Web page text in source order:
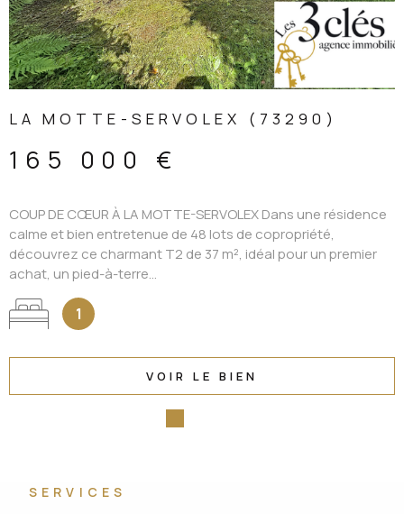
LA MOTTE-SERVOLEX (73290)
165 000 €
COUP DE CŒUR À LA MOTTE-SERVOLEX Dans une résidence
calme et bien entretenue de 48 lots de copropriété,
découvrez ce charmant T2 de 37 m², idéal pour un premier
achat, un pied-à-terre...
1
VOIR LE BIEN
SERVICES